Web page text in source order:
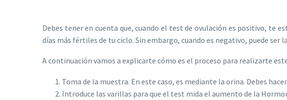
Debes tener en cuenta que, cuando el test de ovulación es positivo, te
días más fértiles de tu ciclo. Sin embargo, cuando es negativo, puede ser
A continuación vamos a explicarte cómo es el proceso para realizarte
Toma de la muestra. En este caso, es mediante la orina. Debes
Introduce las varillas para que el test mida el aumento de la